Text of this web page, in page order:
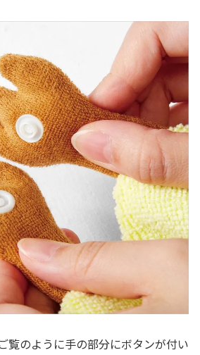
覧のように手の部分にボタンが付い